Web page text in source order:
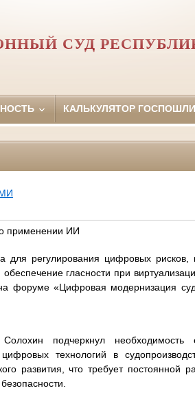
СУД
КАЛЬКУЛЯТОР
о применении ИИ
для регулирования цифровых
гласности при
форуме «Цифровая модернизация
подчеркнул необходимость
технологий в
развития, что требует постоянной